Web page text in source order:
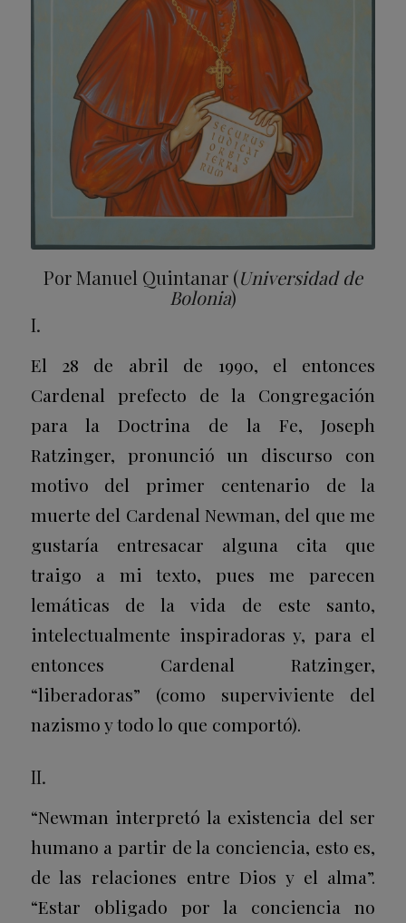
Por Manuel Quintanar (Universidad de
Bolonia)
I.
El 28 de abril de 1990, el entonces
Cardenal prefecto de la Congregación
para la Doctrina de la Fe, Joseph
Ratzinger, pronunció un discurso con
motivo del primer centenario de la
muerte del Cardenal Newman, del que me
gustaría entresacar alguna cita que
traigo a mi texto, pues me parecen
lemáticas de la vida de este santo,
intelectualmente inspiradoras y, para el
entonces Cardenal Ratzinger,
“liberadoras” (como superviviente del
nazismo y todo lo que comportó).
II.
“Newman interpretó la existencia del ser
humano a partir de la conciencia, esto es,
de las relaciones entre Dios y el alma”.
“Estar obligado por la conciencia no